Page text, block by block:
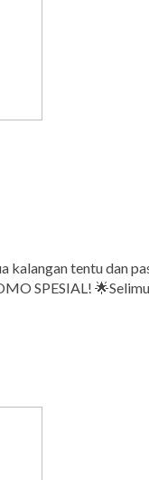
kalangan tentu dan
SPESIAL!